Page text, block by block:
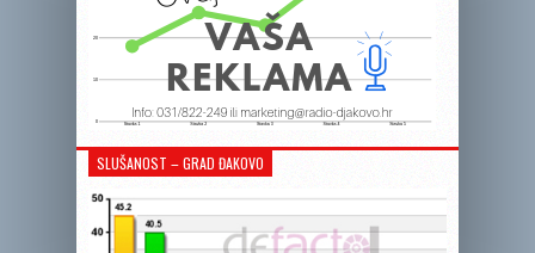
SLUŠANOST – GRAD ĐAKOVO